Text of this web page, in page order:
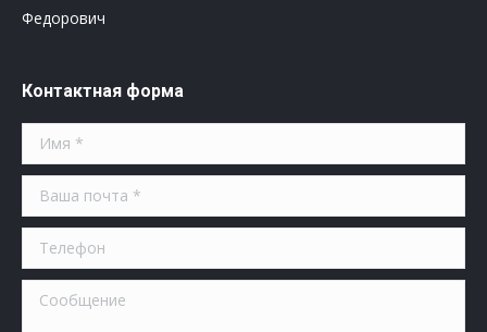
Федорович
Контактная форма
Имя *
Ваша почта *
Телефон
Сообщение